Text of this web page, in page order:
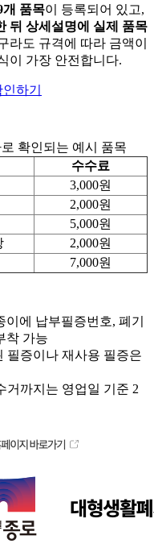
개 품목이 등록되어 있고,
뒤 상세설명에 실제 품목
라도 규격에 따라 금액이
이 가장 안전합니다.
하기
확인되는 예시 품목
수수료
3,000원
2,000원
5,000원
2,000원
7,000원
이에 납부필증번호, 폐기
착 가능
필증이나 재사용 필증은
거까지는 영업일 기준 2